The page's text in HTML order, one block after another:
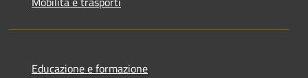
Educazione e formazione